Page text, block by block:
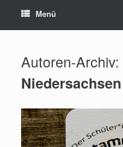
Menü
Autoren-Archiv:
Niedersachsen